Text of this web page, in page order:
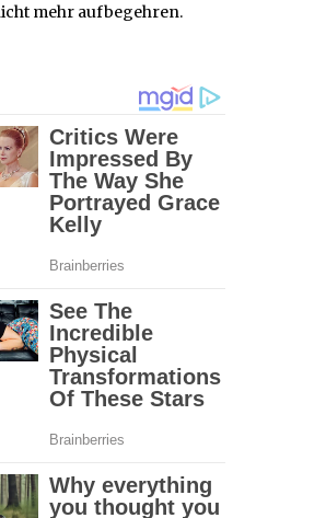
mehr aufbegehren.